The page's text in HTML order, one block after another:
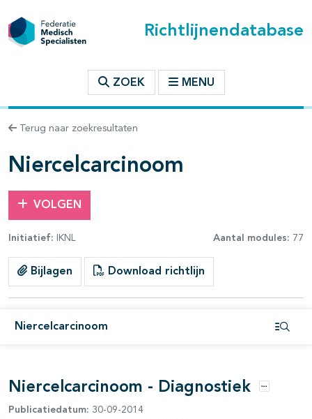
Richtlijnendatabase
ZOEK MENU
Terug naar zoekresultaten
Niercelcarcinoom
VOLGEN
Initiatief: IKNL Aantal modules: 77
Bijlagen Download richtlijn
Niercelcarcinoom
binnen deze richtlijn
open- en dichtklappen
open- en dichtklappen
open- en dichtklappen
open- en dichtklappen
Niercelcarcinoom - Diagnostiek Opties
Publicatiedatum: 30-09-2014